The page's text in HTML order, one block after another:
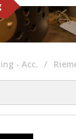
- Acc.